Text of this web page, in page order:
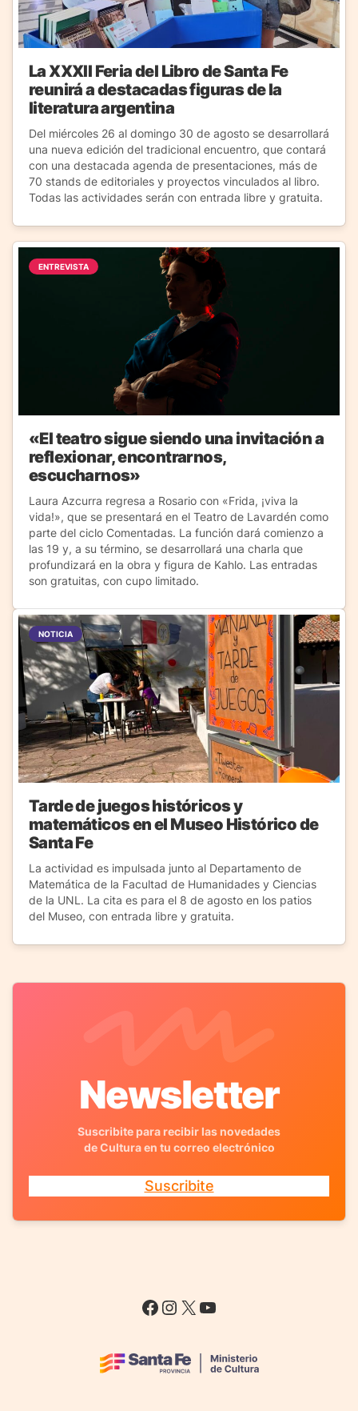
La XXXII Feria del Libro de Santa Fe
reunirá a destacadas figuras de la
literatura argentina
Del miércoles 26 al domingo 30 de agosto se desarrollará
una nueva edición del tradicional encuentro, que contará
con una destacada agenda de presentaciones, más de
70 stands de editoriales y proyectos vinculados al libro.
Todas las actividades serán con entrada libre y gratuita.
ENTREVISTA
«El teatro sigue siendo una invitación a
reflexionar, encontrarnos,
escucharnos»
Laura Azcurra regresa a Rosario con «Frida, ¡viva la
vida!», que se presentará en el Teatro de Lavardén como
parte del ciclo Comentadas. La función dará comienzo a
las 19 y, a su término, se desarrollará una charla que
profundizará en la obra y figura de Kahlo. Las entradas
son gratuitas, con cupo limitado.
NOTICIA
Tarde de juegos históricos y
matemáticos en el Museo Histórico de
Santa Fe
La actividad es impulsada junto al Departamento de
Matemática de la Facultad de Humanidades y Ciencias
de la UNL. La cita es para el 8 de agosto en los patios
del Museo, con entrada libre y gratuita.
Newsletter
Suscribite para recibir las novedades
de Cultura en tu correo electrónico
Suscribite
Facebook
Instagram
X YouTube